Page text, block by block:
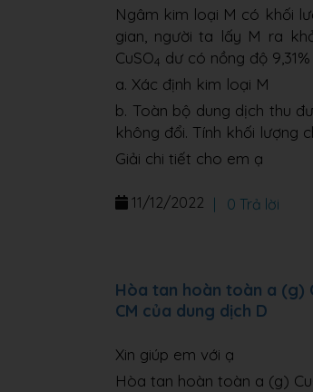
Ngâm kim loại M có khối
gian, người ta lấy M ra
CuSO4 dư có nồng độ 9,31%
a. Xác định kim loại M
b. Toàn bộ dung dịch thu
không đổi. Tính khối lượng
Giải chi tiết cho em ạ
11/12/2022 0 Trả lời
Hòa tan hoàn toàn a (g)
CM của dung dịch D
Xin giúp em với ạ
Hòa tan hoàn toàn a (g)